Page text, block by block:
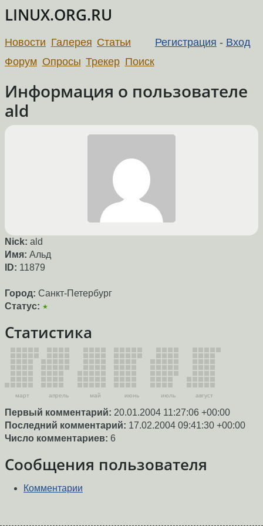
LINUX.ORG.RU
Регистрация - Вход
Новости Галерея Статьи
Форум Опросы Трекер Поиск
Информация о пользователе
ald
Nick: ald
Имя: Альд
ID: 11879
Город: Санкт-Петербург
Статус: ★
Статистика
март апрель май июнь июль август
Первый комментарий: 20.01.2004 11:27:06 +00:00
Последний комментарий: 17.02.2004 09:41:30 +00:00
Число комментариев: 6
Сообщения пользователя
Комментарии